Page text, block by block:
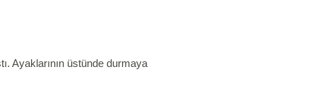
Ayaklarının üstünde durmaya